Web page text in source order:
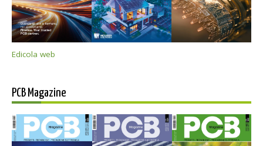
Edicola web
PCB Magazine